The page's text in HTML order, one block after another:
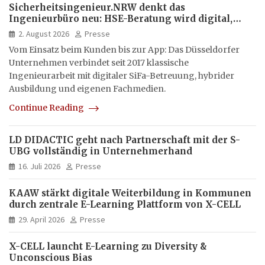
Sicherheitsingenieur.NRW denkt das
Ingenieurbüro neu: HSE-Beratung wird digital,
hybrid und multimedial
2. August 2026
Presse
Vom Einsatz beim Kunden bis zur App: Das Düsseldorfer
Unternehmen verbindet seit 2017 klassische
Ingenieurarbeit mit digitaler SiFa-Betreuung, hybrider
Ausbildung und eigenen Fachmedien.
Continue Reading
LD DIDACTIC geht nach Partnerschaft mit der S-
UBG vollständig in Unternehmerhand
16. Juli 2026 Presse
KAAW stärkt digitale Weiterbildung in Kommunen
durch zentrale E-Learning Plattform von X-CELL
29. April 2026 Presse
X-CELL launcht E-Learning zu Diversity &
Unconscious Bias